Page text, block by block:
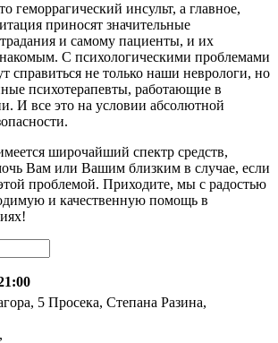
геморрагический инсульт, а главное,
приносят значительные
и самому пациенты, и их
С психологическими проблемами
справиться не только наши неврологи, но
психотерапевты, работающие в
И все это на условии абсолютной
широчайший спектр средств,
Вам или Вашим близким в случае, если
проблемой. Приходите, мы с радостью
и качественную помощь в
5 Просека, Степана Разина,